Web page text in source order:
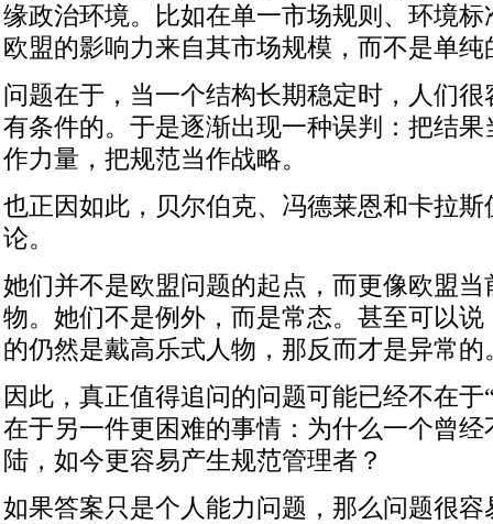
缘政治环境。比如在单一市场规则、环境
欧盟的影响力来自其市场规模，而不是单
问题在于，当一个结构长期稳定时，人们
有条件的。于是逐渐出现一种误判：把结
作力量，把规范当作战略。
也正因如此，贝尔伯克、冯德莱恩和卡拉
论。
她们并不是欧盟问题的起点，而更像欧盟
物。她们不是例外，而是常态。甚至可以
的仍然是戴高乐式人物，那反而才是异常的
因此，真正值得追问的问题可能已经不在于
在于另一件更困难的事情：为什么一个曾
陆，如今更容易产生规范管理者？
如果答案只是个人能力问题，那么问题很